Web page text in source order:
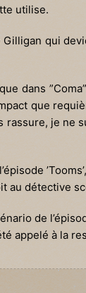
utilise.
qui
dans
que
je ne
au détective
de
appelé à la